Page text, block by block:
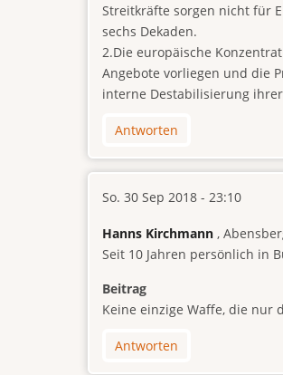
Streitkräfte sorgen nicht für
sechs Dekaden.
2.Die europäische
Angebote vorliegen und die
interne Destabilisierung
Antworten
So. 30 Sep 2018 - 23:10
Hanns Kirchmann,
Seit 10 Jahren persönlich in
Beitrag
Keine einzige Waffe, die nur
Antworten